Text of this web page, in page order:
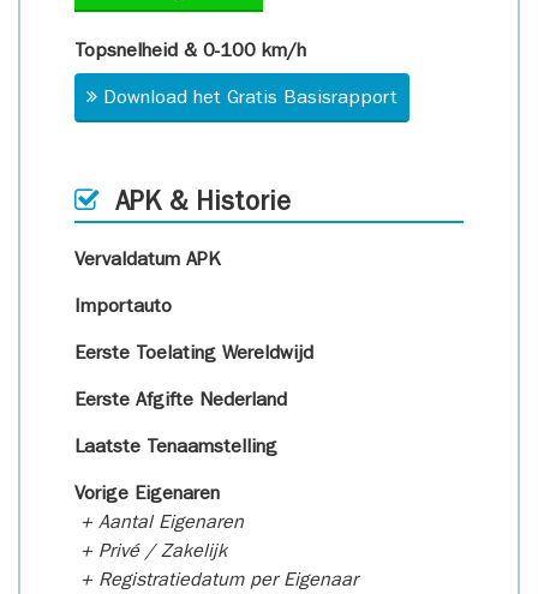
Topsnelheid & 0-100 km/h
Download het Gratis Basisrapport
APK & Historie
Vervaldatum APK
Importauto
Eerste Toelating Wereldwijd
Eerste Afgifte Nederland
Laatste Tenaamstelling
Vorige Eigenaren
+ Aantal Eigenaren
+ Privé / Zakelijk
+ Registratiedatum per Eigenaar